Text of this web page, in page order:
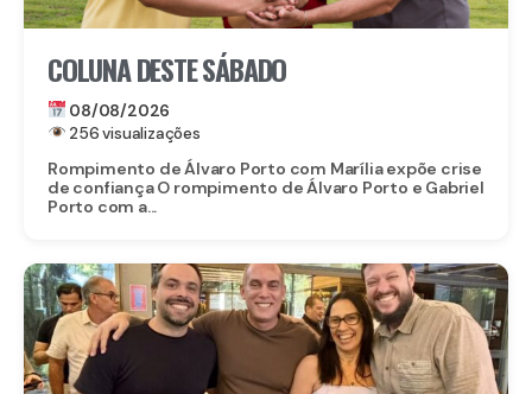
COLUNA DESTE SÁBADO
08/08/2026
256 visualizações
Rompimento de Álvaro Porto com Marília expõe crise
de confiança O rompimento de Álvaro Porto e Gabriel
Porto com a...